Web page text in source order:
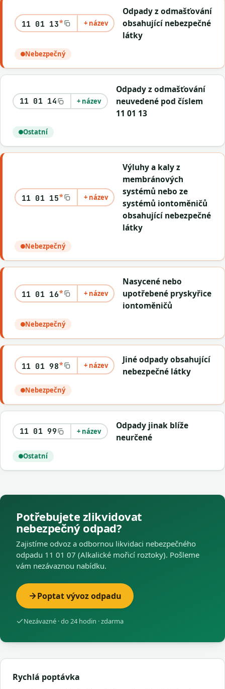
11 01 13* + název
Odpady z odmašťování
obsahující nebezpečné
látky
Nebezpečný
11 01 14 + název
Odpady z odmašťování
neuvedené pod číslem
11 01 13
Ostatní
11 01 15* + název
Výluhy a kaly z
membránových
systémů nebo ze
systémů iontoměničů
obsahující nebezpečné
látky
Nebezpečný
11 01 16* + název
Nasycené nebo
upotřebené pryskyřice
iontoměničů
Nebezpečný
11 01 98* + název
Jiné odpady obsahující
nebezpečné látky
Nebezpečný
11 01 99 + název
Odpady jinak blíže
neurčené
Ostatní
Potřebujete zlikvidovat
nebezpečný odpad?
Zajistíme odvoz a odbornou likvidaci nebezpečného
odpadu 11 01 07 (Alkalické mořicí roztoky). Pošleme
vám nezávaznou nabídku.
Poptat vývoz odpadu
Nezávazné · do 24 hodin · zdarma
Rychlá poptávka